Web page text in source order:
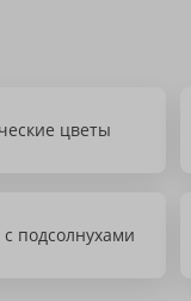
цветы
подсолнухами